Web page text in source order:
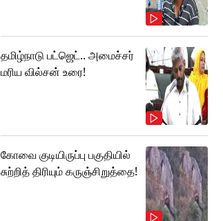
தமிழ்நாடு பட்ஜெட்.. அமைச்சர்
மரிய வில்சன் உரை!
கோவை குடியிருப்பு பகுதியில்
சுற்றித் திரியும் கருஞ்சிறுத்தை!